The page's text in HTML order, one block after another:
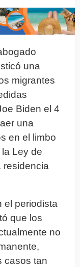
una
migrantes
Biden el 4
una
en el limbo
Ley de
residencia
el periodista
que los
no
casos tan